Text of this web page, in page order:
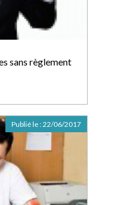
sans règlement
Publié le :22/06/2017